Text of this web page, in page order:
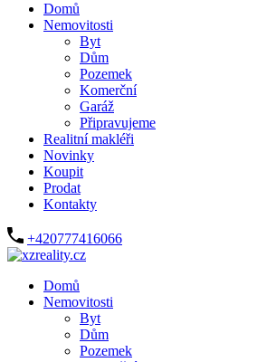
Domů
Nemovitosti
Byt
Dům
Pozemek
Komerční
Garáž
Připravujeme
Realitní makléři
Novinky
Koupit
Prodat
Kontakty
+420777416066
Domů
Nemovitosti
Byt
Dům
Pozemek